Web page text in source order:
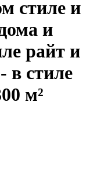
стиле и
и
райт и
в стиле
м²